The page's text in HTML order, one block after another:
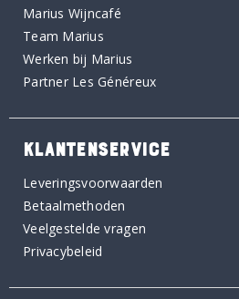
Marius Wijncafé
Team Marius
Werken bij Marius
Partner Les Généreux
KLANTENSERVICE
Leveringsvoorwaarden
Betaalmethoden
Veelgestelde vragen
Privacybeleid